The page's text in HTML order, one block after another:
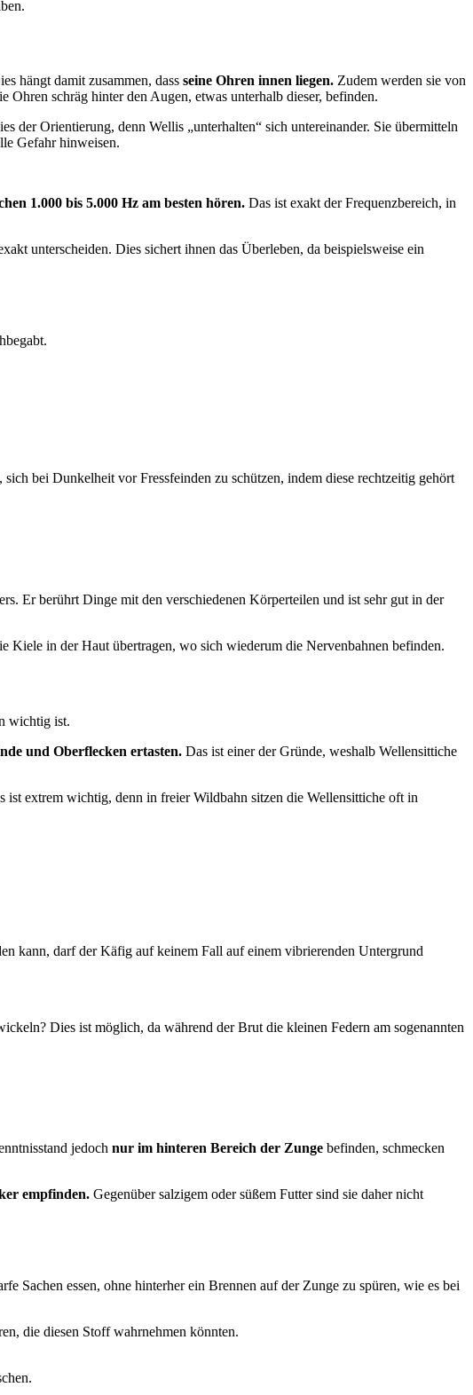
hängt damit zusammen, dass seine Ohren innen liegen. Zudem werden sie von
Ohren schräg hinter den Augen, etwas unterhalb dieser, befinden.
der Orientierung, denn Wellis „unterhalten“ sich untereinander. Sie übermitteln
Gefahr hinweisen.
1.000 bis 5.000 Hz am besten hören. Das ist exakt der Frequenzbereich, in
unterscheiden. Dies sichert ihnen das Überleben, da beispielsweise ein
bei Dunkelheit vor Fressfeinden zu schützen, indem diese rechtzeitig gehört
Er berührt Dinge mit den verschiedenen Körperteilen und ist sehr gut in der
in der Haut übertragen, wo sich wiederum die Nervenbahnen befinden.
wichtig ist.
und Oberflecken ertasten. Das ist einer der Gründe, weshalb Wellensittiche
ist extrem wichtig, denn in freier Wildbahn sitzen die Wellensittiche oft in
kann, darf der Käfig auf keinem Fall auf einem vibrierenden Untergrund
Dies ist möglich, da während der Brut die kleinen Federn am sogenannten
jedoch nur im hinteren Bereich der Zunge befinden, schmecken
empfinden. Gegenüber salzigem oder süßem Futter sind sie daher nicht
Sachen essen, ohne hinterher ein Brennen auf der Zunge zu spüren, wie es bei
die diesen Stoff wahrnehmen könnten.